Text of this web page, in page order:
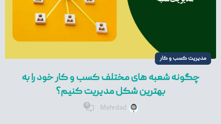
مدیریت کسب و کار
چگونه شعبه های مختلف کسب و کار خود را به
بهترین شکل مدیریت کنیم؟
Mehrdad
0